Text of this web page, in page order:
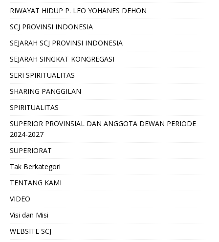
RIWAYAT HIDUP P. LEO YOHANES DEHON
SCJ PROVINSI INDONESIA
SEJARAH SCJ PROVINSI INDONESIA
SEJARAH SINGKAT KONGREGASI
SERI SPIRITUALITAS
SHARING PANGGILAN
SPIRITUALITAS
SUPERIOR PROVINSIAL DAN ANGGOTA DEWAN PERIODE
2024-2027
SUPERIORAT
Tak Berkategori
TENTANG KAMI
VIDEO
Visi dan Misi
WEBSITE SCJ